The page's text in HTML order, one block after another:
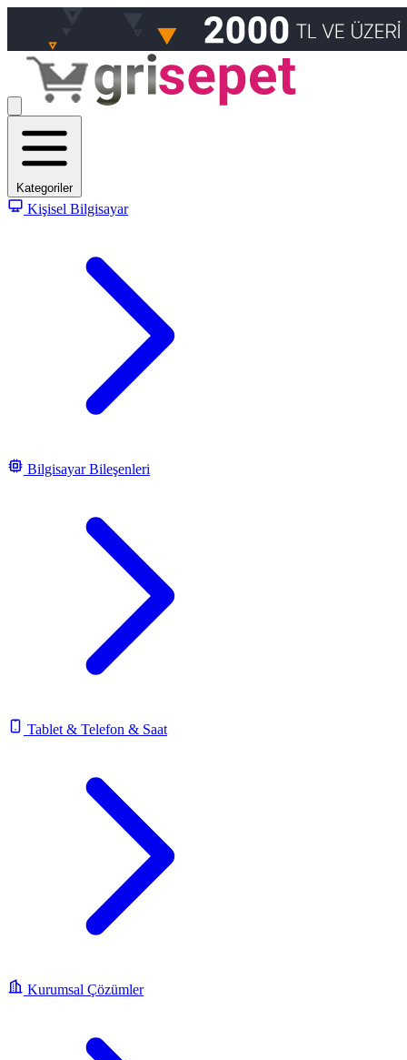
Kategoriler
Kişisel Bilgisayar
Bilgisayar Bileşenleri
Tablet & Telefon & Saat
Kurumsal Çözümler